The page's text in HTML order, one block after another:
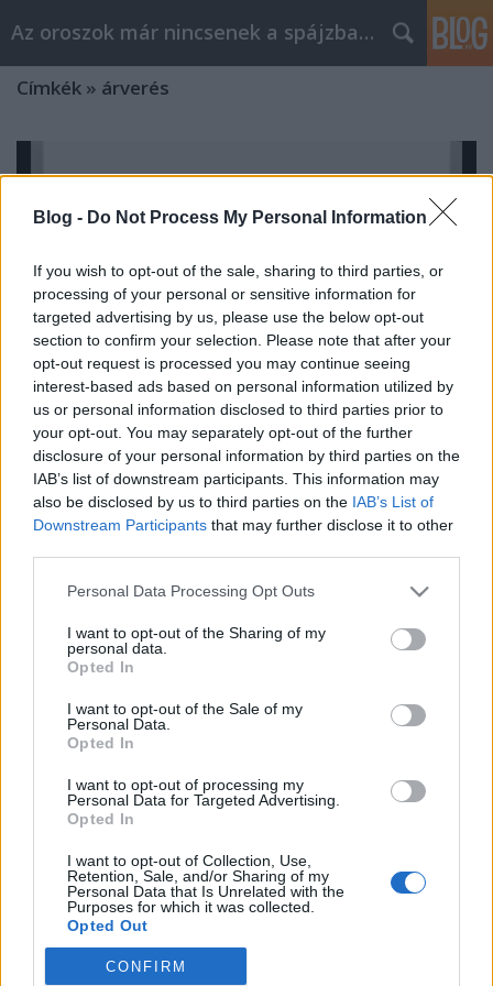
Blog - Do Not Process My Personal Information
If you wish to opt-out of the sale, sharing to third parties, or
processing of your personal or sensitive information for
targeted advertising by us, please use the below opt-out
section to confirm your selection. Please note that after your
opt-out request is processed you may continue seeing
interest-based ads based on personal information utilized by
us or personal information disclosed to third parties prior to
your opt-out. You may separately opt-out of the further
disclosure of your personal information by third parties on the
IAB’s list of downstream participants. This information may
also be disclosed by us to third parties on the IAB’s List of
Downstream Participants that may further disclose it to other
Please note that this website/app uses one or more Google
not limited to your visit or usage behaviour. You may click to
grant or deny consent to Google and its third-party tags to
use your data for below specified purposes in below Google
consent section.
Personal Data Processing Opt Outs
I want to opt-out of the Sharing of my
personal data.
Opted In
I want to opt-out of the Sale of my
Personal Data.
Opted In
I want to opt-out of processing my
Personal Data for Targeted Advertising.
Opted In
I want to opt-out of Collection, Use,
Retention, Sale, and/or Sharing of my
Personal Data that Is Unrelated with the
Purposes for which it was collected.
Opted Out
Google consents
CONFIRM
Az oroszok már nincsenek a spájzban...
Címkék » árverés
Dalok Raiszának
Volk 2009. június 17.
hogy kinek az előadásában hallhatjuk alant? A
végére kiderül. Bizony, ez Mihail Szergejevics
Gorbacsov, aki idén már nem először ad hírt
magáról. Most - összefogva…
Putyin, a modern Néró
37 millió rubelért, azaz több mint 237 millió
szombati árverésen. Mielőtt még kinyílna a bicska a
zsebünkben, hogy ez az újkori Néró az után, hogy
utcát neveznek el róla, még képes álművészetével
rombolni a…